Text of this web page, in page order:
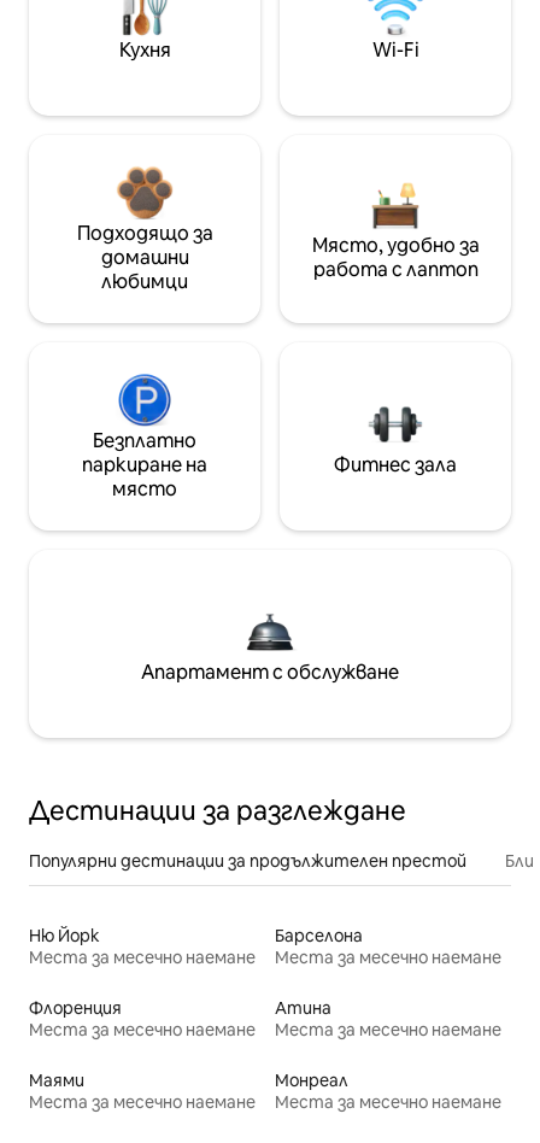
Кухня Wi-Fi
Подходящо за
домашни
любимци
Място, удобно за
работа с лаптоп
Безплатно
паркиране на
място
Фитнес зала
Апартамент с обслужване
Дестинации за разглеждане
Популярни дестинации за продължителен престой
Ню Йорк
Места за месечно наемане
Барселона
Места за месечно наемане
Флоренция
Места за месечно наемане
Атина
Места за месечно наемане
Маями
Места за месечно наемане
Монреал
Места за месечно наемане